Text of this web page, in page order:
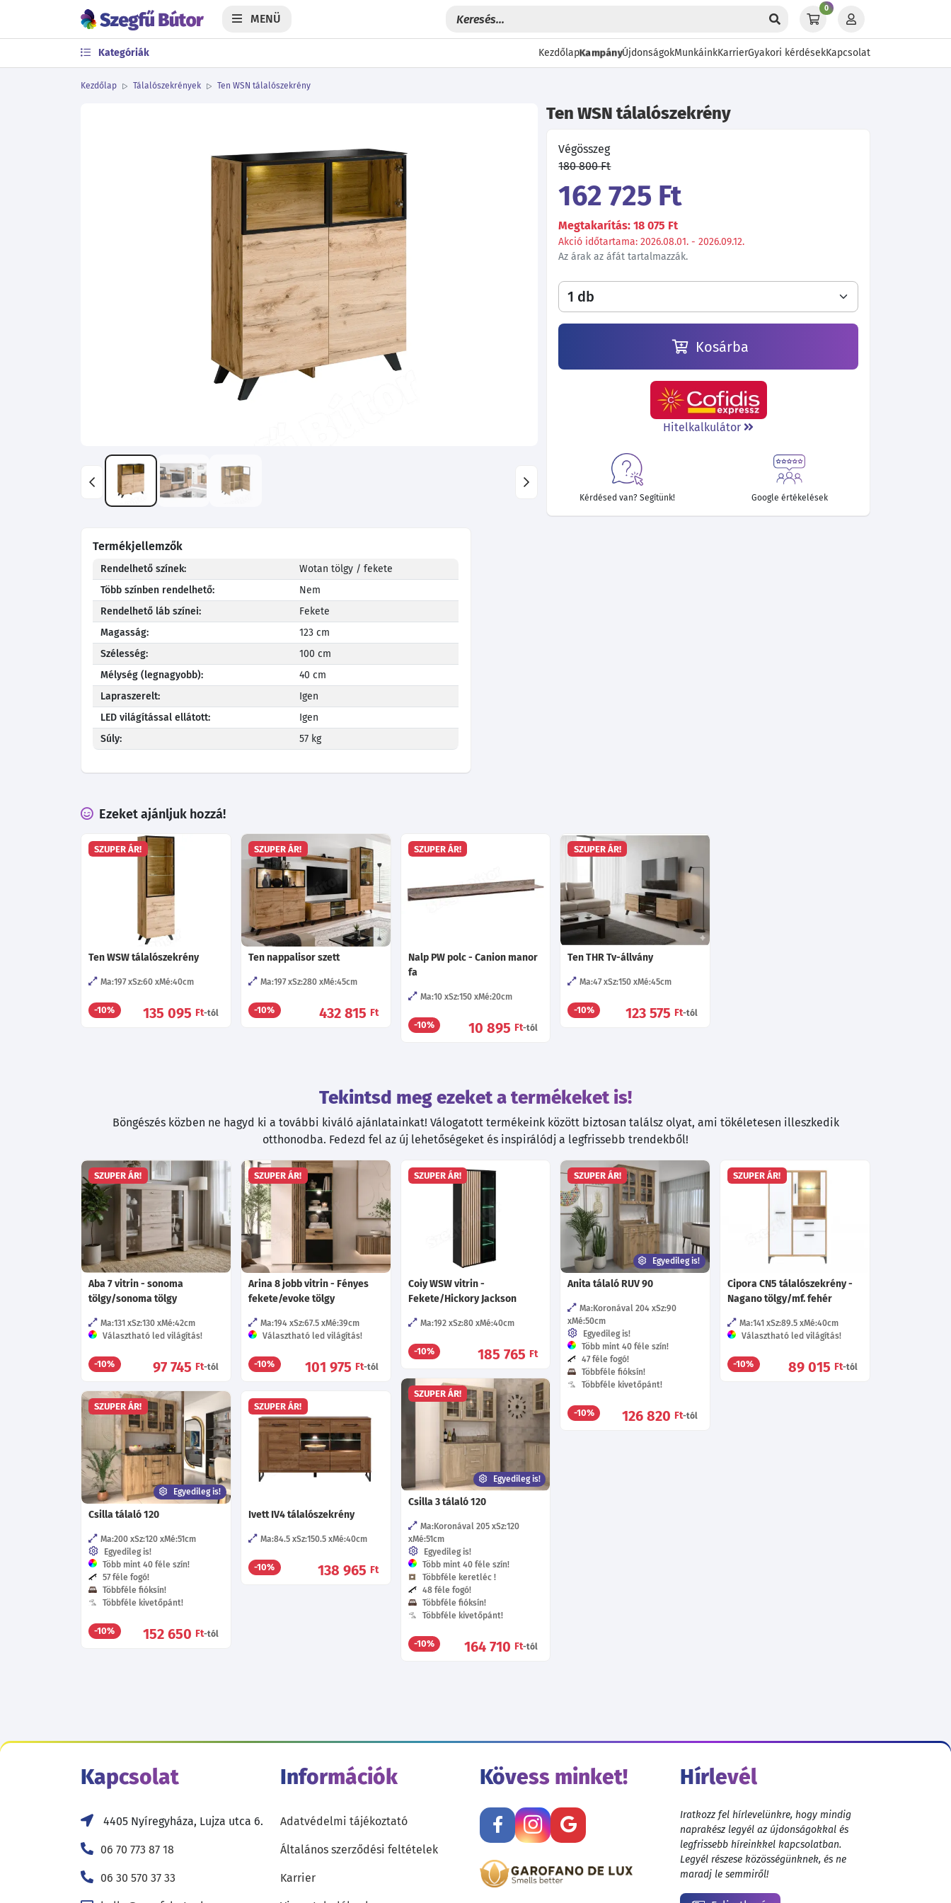
MENÜ
0
Kategóriák KezdőlapKampányÚjdonságokMunkáinkKarrierGyakori kérdésekKapcsolat
Kezdőlap Tálalószekrények Ten WSN tálalószekrény
Ten WSN tálalószekrény
Végösszeg
180 800 Ft
162 725 Ft
Megtakarítás: 18 075 Ft
Akció időtartama: 2026.08.01. - 2026.09.12.
Az árak az áfát tartalmazzák.
Kosárba
Hitelkalkulátor
Kérdésed van? Segítünk! Google értékelések
Termékjellemzők
Rendelhető színek:
Wotan tölgy / fekete
Több színben rendelhető:
Nem
Rendelhető láb színei:
Fekete
Magasság:
123 cm
Szélesség:
100 cm
Mélység (legnagyobb):
40 cm
Lapraszerelt:
Igen
LED világítással ellátott:
Igen
Súly:
57 kg
Ezeket ajánljuk hozzá!
SZUPER ÁR!
Ten WSW tálalószekrény
Ma:197 Sz:60 Mé:40cm
-10% 135 095 Ft-tól
SZUPER ÁR!
Ten nappalisor szett
Ma:197 Sz:280 Mé:45cm
-10% 432 815 Ft
SZUPER ÁR!
Nalp PW polc - Canion manor
fa
Ma:10 Sz:150 Mé:20cm
-10% 10 895 Ft-tól
SZUPER ÁR!
Ten THR Tv-állvány
Ma:47 Sz:150 Mé:45cm
-10% 123 575 Ft-tól
Tekintsd meg ezeket a termékeket is!
Böngészés közben ne hagyd ki a további kiváló ajánlatainkat! Válogatott termékeink között biztosan találsz olyat, ami tökéletesen illeszkedik
otthonodba. Fedezd fel az új lehetőségeket és inspirálódj a legfrissebb trendekből!
SZUPER ÁR!
Aba 7 vitrin - sonoma
tölgy/sonoma tölgy
Ma:131 Sz:130 Mé:42cm
Választható led világítás!
-10% 97 745 Ft-tól
SZUPER ÁR!
Arina 8 jobb vitrin - Fényes
fekete/evoke tölgy
Ma:194 Sz:67.5 Mé:39cm
Választható led világítás!
-10% 101 975 Ft-tól
SZUPER ÁR!
Coiy WSW vitrin -
Fekete/Hickory Jackson
Ma:192 Sz:80 Mé:40cm
-10% 185 765 Ft
SZUPER ÁR!
Egyedileg is!
Anita tálaló RUV 90
Ma:Koronával 204
Sz:90
Mé:50cm
Egyedileg is!
Több mint 40 féle szín!
47 féle fogó!
Többféle fióksín!
Többféle kivetőpánt!
-10% 126 820 Ft-tól
SZUPER ÁR!
Cipora CN5 tálalószekrény -
Nagano tölgy/mf. fehér
Ma:141 Sz:89.5 Mé:40cm
Választható led világítás!
-10% 89 015 Ft-tól
SZUPER ÁR!
Egyedileg is!
Csilla 3 tálaló 120
Ma:Koronával 205
Sz:120
Mé:51cm
Egyedileg is!
Több mint 40 féle szín!
Többféle keretléc !
48 féle fogó!
Többféle fióksín!
Többféle kivetőpánt!
-10% 164 710 Ft-tól
SZUPER ÁR!
Egyedileg is!
Csilla tálaló 120
Ma:200 Sz:120 Mé:51cm
Egyedileg is!
Több mint 40 féle szín!
57 féle fogó!
Többféle fióksín!
Többféle kivetőpánt!
-10% 152 650 Ft-tól
SZUPER ÁR!
Ivett IV4 tálalószekrény
Ma:84.5 Sz:150.5 Mé:40cm
-10% 138 965 Ft
Kapcsolat
4405 Nyíregyháza, Lujza utca 6.
06 70 773 87 18
06 30 570 37 33
Információk
Adatvédelmi tájékoztató
Általános szerződési feltételek
Karrier
Kövess minket! Hírlevél
Iratkozz fel hírlevelünkre, hogy mindig
naprakész legyél az újdonságokkal és
legfrissebb híreinkkel kapcsolatban.
Legyél részese közösségünknek, és ne
maradj le semmiről!